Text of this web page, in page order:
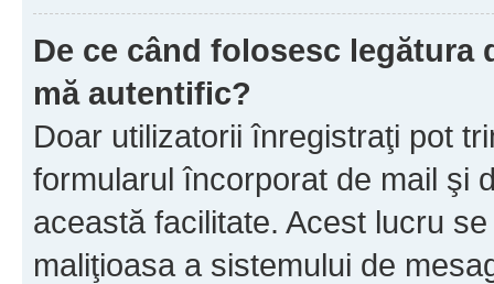
De ce când folosesc
mă autentific?
Doar utilizatorii înregistraţi pot
formularul încorporat de mail şi
această facilitate. Acest lucru
maliţioasa a sistemului de